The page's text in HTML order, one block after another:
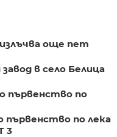
още пет
в село Белица
първенство по
първенство по лека
3